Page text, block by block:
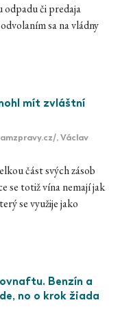
odpadu či predaja
sa na vládny
mít zvláštní
, Václav
část svých zásob
se totiž vína nemají jak
se využije jako
Benzín a
no o krok žiada